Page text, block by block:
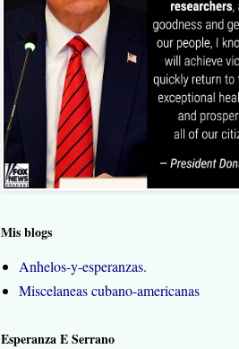
Mis blogs
Anhelos-y-esperanzas.
Miscelaneas cubano-americanas
Esperanza E Serrano